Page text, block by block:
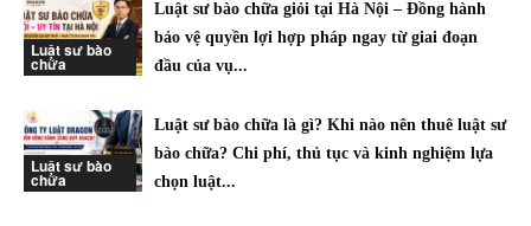
Luật sư bào
chữa
Luật sư bào chữa giỏi tại Hà Nội – Đồng hành
bảo vệ quyền lợi hợp pháp ngay từ giai đoạn
đầu của vụ...
Luật sư bào
chữa
Luật sư bào chữa là gì? Khi nào nên thuê luật sư
bào chữa? Chi phí, thủ tục và kinh nghiệm lựa
chọn luật...